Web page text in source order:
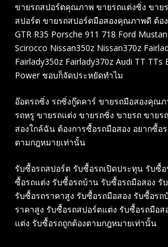
ขายรถสปอร์ตคุณภาพ ขายรถแต่งซิ่ง ขาย
สปอร์ต ขายรถสปอร์ตมือสองคุณภาพดี ต้อ
GTR R35 Porsche 911 718 Ford
Scirocco Nissan350z Nissan370z
Fairlady350z Fairlady370z Audi TT TTs
Power ชอบก็จัดประหยัดทำไม
อ๊อดรถซิ่ง รถซิ่งกู๊ดคาร์ ขายรถมือสองคุณ
รถหรู ขายรถแต่ง ขายรถซิ่ง ขายรถ ขายร
สองใกล้ฉัน ต้องการซื้อรถมือสอง อยากซื้อ
ตามกฎหมายเท่านั้น
รับซื้อรถสปอร์ต รับซื้อรถเปิดประทุน รับซื้
ซื้อรถแต่ง รับซื้อรถบ้าน รับซื้อรถมือสอง รั
รับซื้อรถราคาสูง รับซื้อรถมือสอง รับซื้อร
ราคาสูง รับซื้อรถสปอร์ตแต่ง รับซื้อรถมือส
แต่ง รับซื้อรถถูกต้องตามกฎหมายเท่านั้น